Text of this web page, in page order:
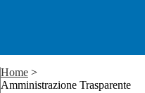
Home >
Amministrazione Trasparente